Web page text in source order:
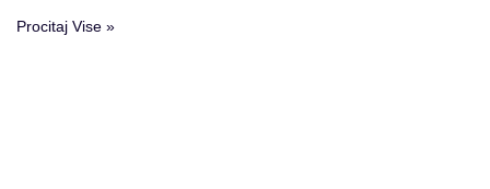
Procitaj Vise »